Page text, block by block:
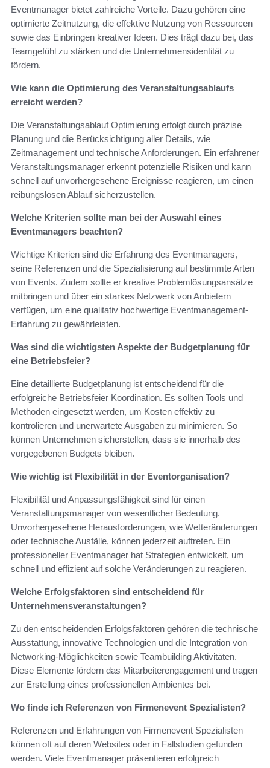
Eventmanager bietet zahlreiche Vorteile. Dazu gehören eine
optimierte Zeitnutzung, die effektive Nutzung von Ressourcen
sowie das Einbringen kreativer Ideen. Dies trägt dazu bei, das
Teamgefühl zu stärken und die Unternehmensidentität zu
fördern.
Wie kann die Optimierung des Veranstaltungsablaufs
erreicht werden?
Die Veranstaltungsablauf Optimierung erfolgt durch präzise
Planung und die Berücksichtigung aller Details, wie
Zeitmanagement und technische Anforderungen. Ein erfahrener
Veranstaltungsmanager erkennt potenzielle Risiken und kann
schnell auf unvorhergesehene Ereignisse reagieren, um einen
reibungslosen Ablauf sicherzustellen.
Welche Kriterien sollte man bei der Auswahl eines
Eventmanagers beachten?
Wichtige Kriterien sind die Erfahrung des Eventmanagers,
seine Referenzen und die Spezialisierung auf bestimmte Arten
von Events. Zudem sollte er kreative Problemlösungsansätze
mitbringen und über ein starkes Netzwerk von Anbietern
verfügen, um eine qualitativ hochwertige Eventmanagement-
Erfahrung zu gewährleisten.
Was sind die wichtigsten Aspekte der Budgetplanung für
eine Betriebsfeier?
Eine detaillierte Budgetplanung ist entscheidend für die
erfolgreiche Betriebsfeier Koordination. Es sollten Tools und
Methoden eingesetzt werden, um Kosten effektiv zu
kontrolieren und unerwartete Ausgaben zu minimieren. So
können Unternehmen sicherstellen, dass sie innerhalb des
vorgegebenen Budgets bleiben.
Wie wichtig ist Flexibilität in der Eventorganisation?
Flexibilität und Anpassungsfähigkeit sind für einen
Veranstaltungsmanager von wesentlicher Bedeutung.
Unvorhergesehene Herausforderungen, wie Wetteränderungen
oder technische Ausfälle, können jederzeit auftreten. Ein
professioneller Eventmanager hat Strategien entwickelt, um
schnell und effizient auf solche Veränderungen zu reagieren.
Welche Erfolgsfaktoren sind entscheidend für
Unternehmensveranstaltungen?
Zu den entscheidenden Erfolgsfaktoren gehören die technische
Ausstattung, innovative Technologien und die Integration von
Networking-Möglichkeiten sowie Teambuilding Aktivitäten.
Diese Elemente fördern das Mitarbeiterengagement und tragen
zur Erstellung eines professionellen Ambientes bei.
Wo finde ich Referenzen von Firmenevent Spezialisten?
Referenzen und Erfahrungen von Firmenevent Spezialisten
können oft auf deren Websites oder in Fallstudien gefunden
werden. Viele Eventmanager präsentieren erfolgreich